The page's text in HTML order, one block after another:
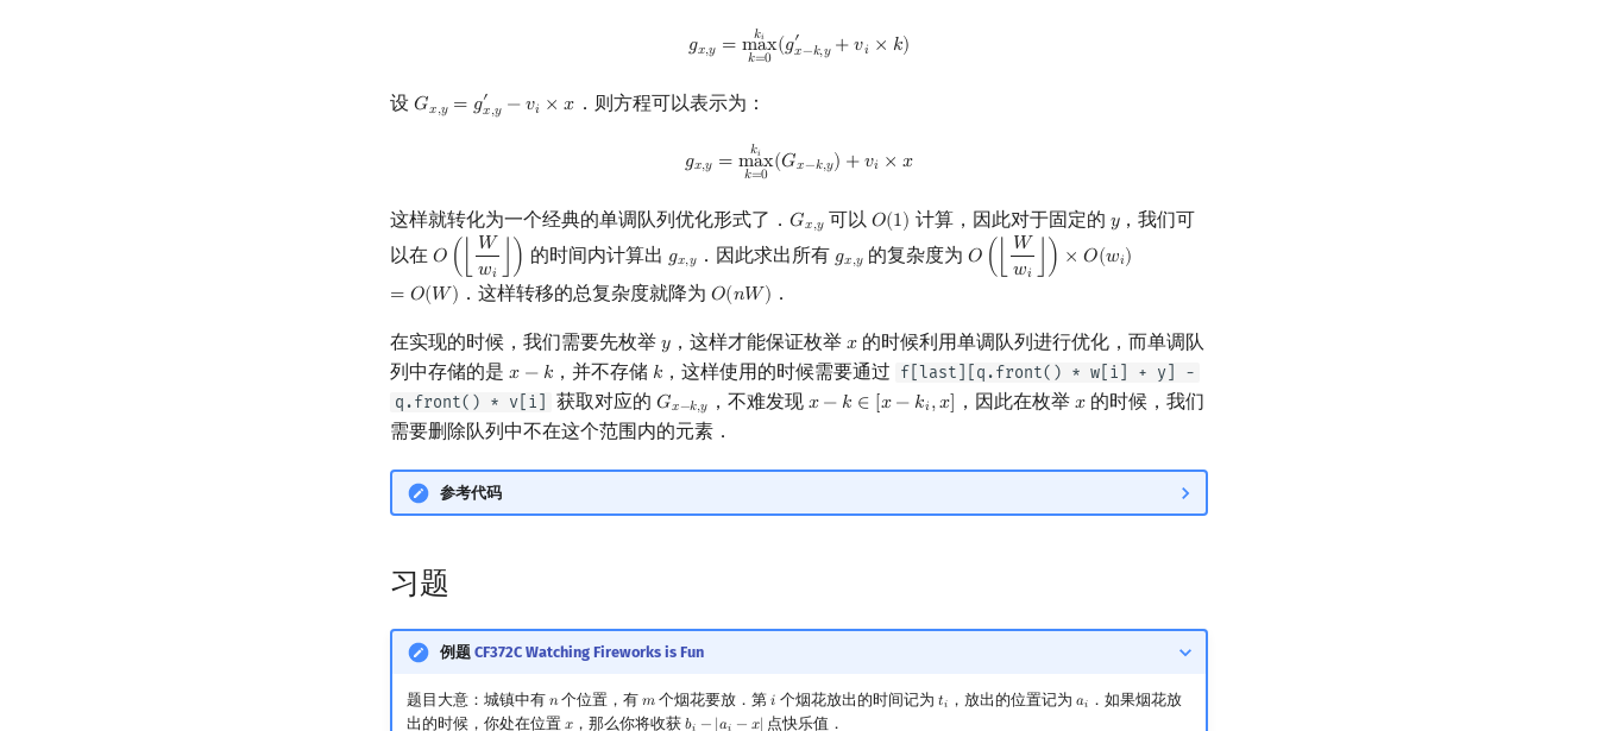
𝑔𝑥,𝑦 = 𝑘𝑖
max
𝑘=0 (𝑔′
𝑥−𝑘,𝑦 +𝑣𝑖 × 𝑘)
x maxk=0k k y′ vi ×k
设 𝐺𝑥,𝑦 = 𝑔′
𝑥,𝑦 −𝑣𝑖 × 𝑥
Gx,y =g x,y′− vi×x ．则方程可以表示为：
𝑔𝑥,𝑦 = 𝑘𝑖
max
𝑘=0 (𝐺𝑥−𝑘,𝑦) +𝑣𝑖 × 𝑥
gx maxk=0k − k, )+ vi ×x
这样就转化为一个经典的单调队列优化形式了． 𝐺𝑥,𝑦
Gx,y 可以𝑂(1)
O(1) 计算，因此对于固定的 𝑦
y，我们可
以在 𝑂 (
𝑊
𝑤𝑖
)
O( ⌊ wi⌋ 的时间内计算出 𝑔𝑥,𝑦
gx,y．因此求出所有 𝑔𝑥,𝑦
gx,y 的复杂度为 𝑂 (
𝑊
𝑤𝑖
) × 𝑂(𝑤𝑖)
= 𝑂(𝑊)
O( ⌊ wi⌋ O (w i)=O(W
．这样转移的总复杂度就降为𝑂(𝑛𝑊)
O(nW) ．
在实现的时候，我们需要先枚举 𝑦
y，这样才能保证枚举 𝑥
x的时候利用单调队列进行优化，而单调队
列中存储的是 𝑥 − 𝑘
x−k ，并不存储 𝑘
k ，这样使用的时候需要通过 f[last][q.front() * w[i] + y] -
q.front() * v[i]
获取对应的 𝐺𝑥−𝑘,𝑦
Gx−k,y ，不难发现 𝑥− 𝑘 ∈ [𝑥− 𝑘𝑖,𝑥]
x−k∈[ x− ki, x] ，因此在枚举 𝑥
x的时候，我们
需要删除队列中不在这个范围内的元素．
参考代码
习题
例题 CF372C Watching Fireworks is Fun
题目大意：城镇中有 𝑛
n个位置，有𝑚
m 个烟花要放．第𝑖i 个烟花放出的时间记为 𝑡𝑖
ti ，放出的位置记为 𝑎𝑖
ai ．如果烟花放
出的时候，你处在位置 x，那么你将收获 bi −| ai− x| 点快乐值．